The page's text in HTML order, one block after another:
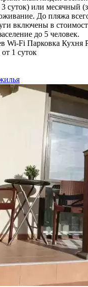
суток) или месячный
До пляжа
включены в
до 5 человек.
Wi-Fi Парковка Кухня
1 суток